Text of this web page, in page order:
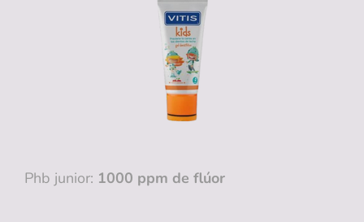
Phb junior: 1000 ppm de flúor